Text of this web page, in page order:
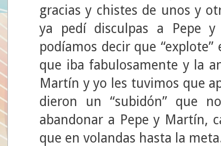
gracias y chistes de unos y
ya pedí disculpas a Pepe
podíamos decir que
que iba fabulosamente y la
Martín y yo les tuvimos que
dieron un “subidón” que
abandonar a Pepe y Martín,
que en volandas hasta la